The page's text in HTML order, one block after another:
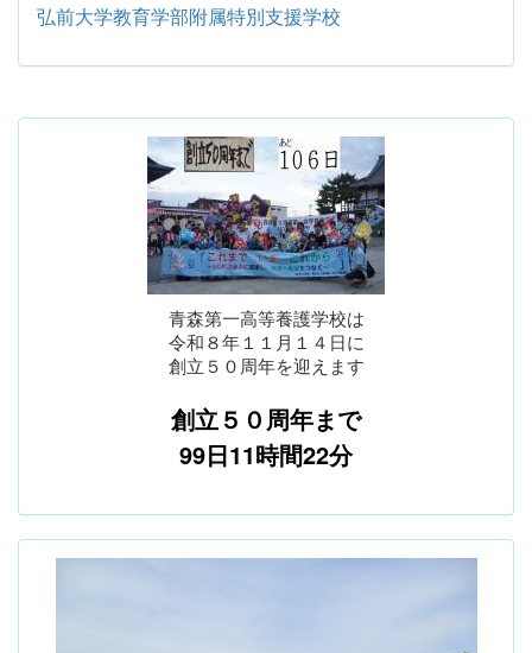
弘前大学教育学部附属特別支援学校
青森第一高等養護学校は
令和８年１１月１４日に
創立５０周年を迎えます
創立５０周年まで
99日11時間22分